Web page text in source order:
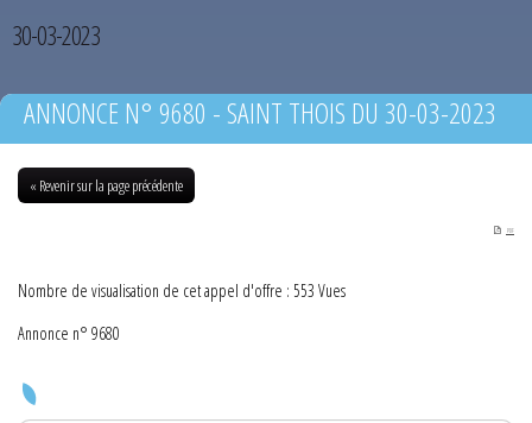
30-03-2023
ANNONCE N° 9680 - SAINT THOIS DU 30-03-2023
« Revenir sur la page précédente
PDF
Nombre de visualisation de cet appel d'offre : 553 Vues
Annonce n° 9680